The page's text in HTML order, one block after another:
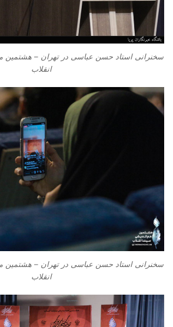
سخنرانی استاد حسن عباسی در تهران – هشتمین
انقلاب
سخنرانی استاد حسن عباسی در تهران – هشتمین
انقلاب